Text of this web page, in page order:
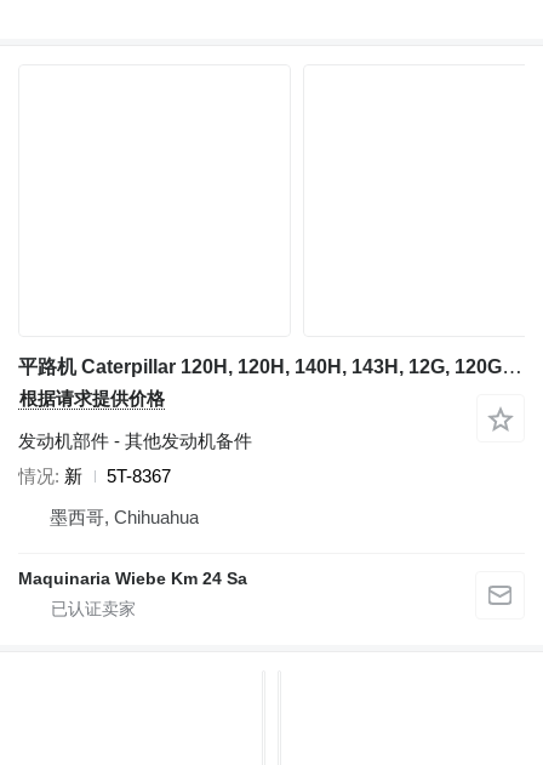
平路机 Caterpillar 120H, 120H, 140H, 143H, 12G, 120G, 的 其他发动机备件 TIRA DE DESGASTE 5T-8367
根据请求提供价格
发动机部件 - 其他发动机备件
情况 新
5T-8367
墨西哥, Chihuahua
Maquinaria Wiebe Km 24 Sa